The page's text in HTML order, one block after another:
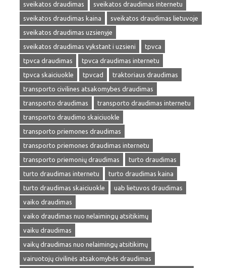
sveikatos draudimas
sveikatos draudimas internetu
sveikatos draudimas kaina
sveikatos draudimas lietuvoje
sveikatos draudimas uzsienyje
sveikatos draudimas vykstant i uzsieni
tpvca
tpvca draudimas
tpvca draudimas internetu
tpvca skaiciuokle
tpvcad
traktoriaus draudimas
transporto civilines atsakomybes draudimas
transporto draudimas
transporto draudimas internetu
transporto draudimo skaiciuokle
transporto priemones draudimas
transporto priemones draudimas internetu
transporto priemonių draudimas
turto draudimas
turto draudimas internetu
turto draudimas kaina
turto draudimas skaiciuokle
uab lietuvos draudimas
vaiko draudimas
vaiko draudimas nuo nelaimingų atsitikimų
vaiku draudimas
vaikų draudimas nuo nelaimingų atsitikimų
vairuotojų civilinės atsakomybės draudimas